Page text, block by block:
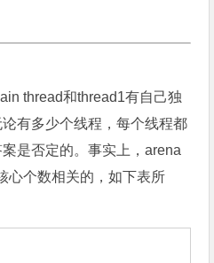
thread和thread1有自己独
有多少个线程，每个线程都
是否定的。事实上，arena
心个数相关的，如下表所